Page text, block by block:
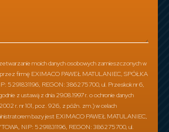
moich danych osobowych zamieszczonych w
firmę EXIMACO PAWEŁ MATULANIEC, SPÓŁKA
5291831196, REGON: 386275700, ul. Przeskok nr 6,
z ustawą z dnia 29.08.1997 r. o ochronie danych
r. nr 101, poz. 926, z późn. zm.) w celach
bazy jest EXIMACO PAWEŁ MATULANIEC,
NIP: 5291831196, REGON: 386275700, ul.